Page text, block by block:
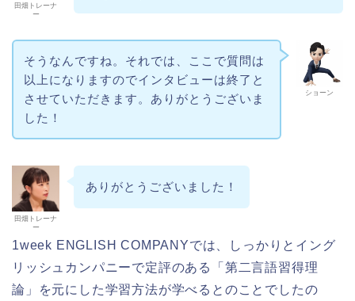
田畑トレーナ
ー
ショーン
そうなんですね。それでは、ここで質問は
以上になりますのでインタビューは終了と
させていただきます。ありがとうございま
した！
田畑トレーナ
ー
ありがとうございました！
1week ENGLISH COMPANYでは、しっかりとイング
リッシュカンパニーで定評のある「第二言語習得理
論」を元にした学習方法が学べるとのことでしたの